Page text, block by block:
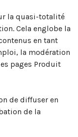
la quasi-totalité
Cela englobe la
en tant
la modération
pages Produit
de diffuser en
de la